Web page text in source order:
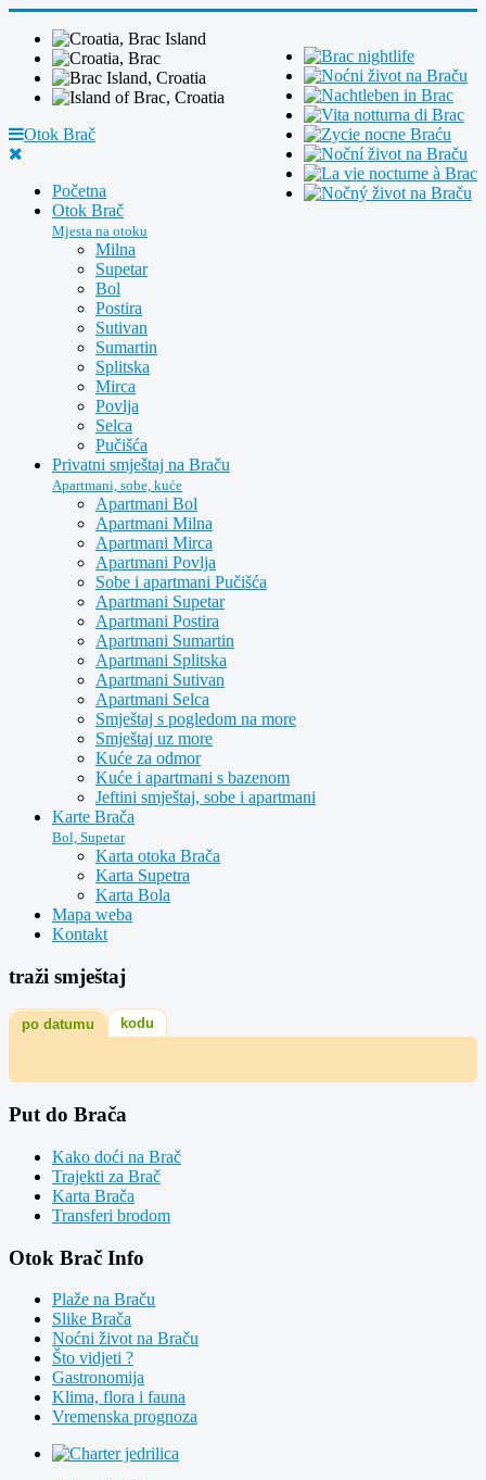
Otok Brač
Početna
Otok Brač
Mjesta na otoku
Milna
Supetar
Bol
Postira
Sutivan
Sumartin
Splitska
Mirca
Povlja
Selca
Pučišća
Privatni smještaj na Braču
Apartmani, sobe, kuće
Apartmani Bol
Apartmani Milna
Apartmani Mirca
Apartmani Povlja
Sobe i apartmani Pučišća
Apartmani Supetar
Apartmani Postira
Apartmani Sumartin
Apartmani Splitska
Apartmani Sutivan
Apartmani Selca
Smještaj s pogledom na more
Smještaj uz more
Kuće za odmor
Kuće i apartmani s bazenom
Jeftini smještaj, sobe i apartmani
Karte Brača
Bol, Supetar
Karta otoka Brača
Karta Supetra
Karta Bola
Mapa weba
Kontakt
traži smještaj
po datumu kodu
Put do Brača
Kako doći na Brač
Trajekti za Brač
Karta Brača
Transferi brodom
Otok Brač Info
Plaže na Braču
Slike Brača
Noćni život na Braču
Što vidjeti ?
Gastronomija
Klima, flora i fauna
Vremenska prognoza